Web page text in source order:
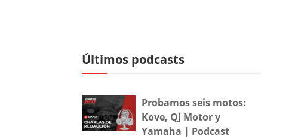
Últimos podcasts
Probamos seis motos:
Kove, QJ Motor y
Yamaha | Podcast